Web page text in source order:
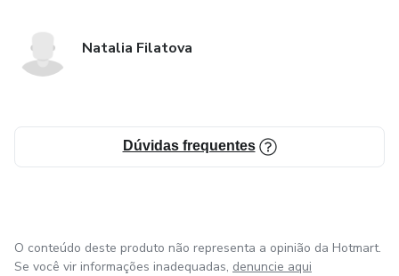
Natalia Filatova
Dúvidas frequentes
O conteúdo deste produto não representa a opinião da Hotmart.
Se você vir informações inadequadas, denuncie aqui